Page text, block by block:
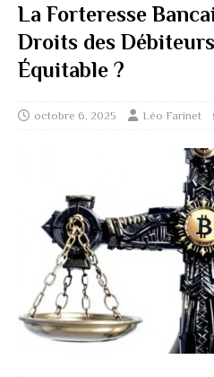
La Forteresse
Droits des
Équitable ?
octobre 6, 2025 Léo Farinet